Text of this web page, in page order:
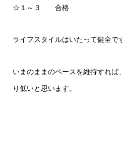
☆１～３ 合格
ライフスタイルはいたって健全で
いまのままのペースを維持すれば
り低いと思います。